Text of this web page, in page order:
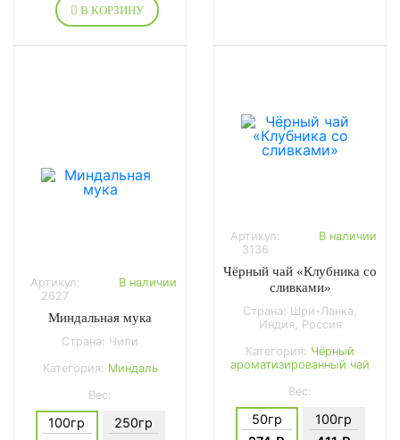
В КОРЗИНУ
Артикул:
2627
В наличии
Миндальная мука
Страна: Чили
Категория: Миндаль
Вес:
100гр
250гр
Артикул:
3136
В наличии
Чёрный чай «Клубника со
сливками»
Страна: Шри-Ланка,
Индия, Россия
Категория: Чёрный
ароматизированный чай
Вес:
50гр
100гр